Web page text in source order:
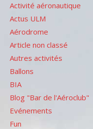
Activité aéronautique
Actus ULM
Aérodrome
Article non classé
Autres activités
Ballons
BIA
Blog "Bar de l'Aéroclub"
Evénements
Fun